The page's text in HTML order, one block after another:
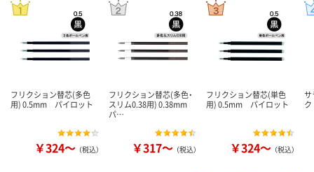
フリクション替芯(多色
用) 0.5mm パイロット
￥324～ （税込）
フリクション替芯(多色・
スリム0.38用) 0.38mm
パ…
￥317～ （税込）
フリクション替芯(単色
用) 0.5mm パイロット
￥324～ （税込）